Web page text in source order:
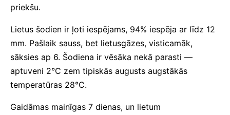
priekšu.
Lietus šodien ir ļoti iespējams, 94% iespēja ar līdz 12
mm. Pašlaik sauss, bet lietusgāzes, visticamāk,
sāksies ap 6. Šodiena ir vēsāka nekā parasti —
aptuveni 2°C zem tipiskās augusts augstākās
temperatūras 28°C.
Gaidāmas mainīgas 7 dienas, un lietum